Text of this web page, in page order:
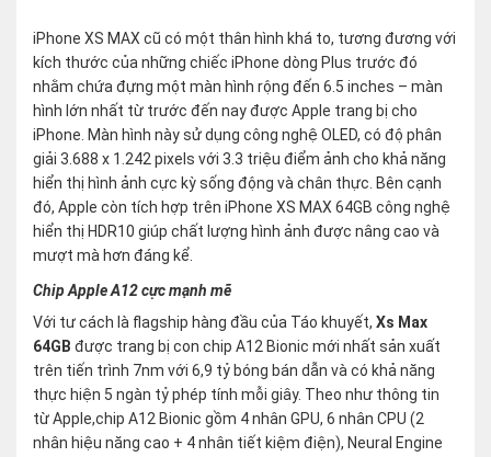
iPhone XS MAX cũ có một thân hình khá to, tương đương với
kích thước của những chiếc iPhone dòng Plus trước đó
nhằm chứa đựng một màn hình rộng đến 6.5 inches – màn
hình lớn nhất từ trước đến nay được Apple trang bị cho
iPhone. Màn hình này sử dụng công nghệ OLED, có độ phân
giải 3.688 x 1.242 pixels với 3.3 triệu điểm ảnh cho khả năng
hiển thị hình ảnh cực kỳ sống động và chân thực. Bên cạnh
đó, Apple còn tích hợp trên iPhone XS MAX 64GB công nghệ
hiển thị HDR10 giúp chất lượng hình ảnh được nâng cao và
mượt mà hơn đáng kể.
Chip Apple A12 cực mạnh mẽ
Với tư cách là flagship hàng đầu của Táo khuyết, Xs Max
64GB được trang bị con chip A12 Bionic mới nhất sản xuất
trên tiến trình 7nm với 6,9 tỷ bóng bán dẫn và có khả năng
thực hiện 5 ngàn tỷ phép tính mỗi giây. Theo như thông tin
từ Apple,chip A12 Bionic gồm 4 nhân GPU, 6 nhân CPU (2
nhân hiệu năng cao + 4 nhân tiết kiệm điện), Neural Engine